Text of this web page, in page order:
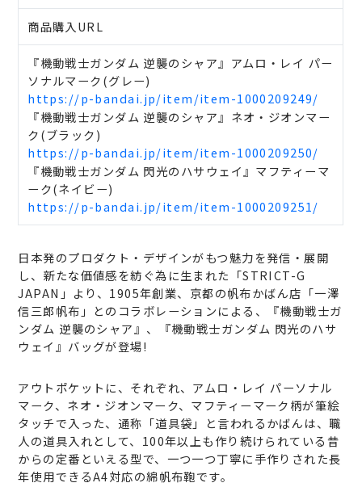
商品購入URL
『機動戦士ガンダム 逆襲のシャア』アムロ・レイ パー
ソナルマーク(グレー)
https://p-bandai.jp/item/item-1000209249/
『機動戦士ガンダム 逆襲のシャア』ネオ・ジオンマー
ク(ブラック)
https://p-bandai.jp/item/item-1000209250/
『機動戦士ガンダム 閃光のハサウェイ』マフティーマ
ーク(ネイビー)
https://p-bandai.jp/item/item-1000209251/
日本発のプロダクト・デザインがもつ魅力を発信・展開
し、新たな価値感を紡ぐ為に生まれた「STRICT-G
JAPAN」より、1905年創業、京都の帆布かばん店「一澤
信三郎帆布」とのコラボレーションによる、『機動戦士ガ
ンダム 逆襲のシャア』、『機動戦士ガンダム 閃光のハサ
ウェイ』バッグが登場!
アウトポケットに、それぞれ、アムロ・レイ パーソナル
マーク、ネオ・ジオンマーク、マフティーマーク柄が筆絵
タッチで入った、通称「道具袋」と言われるかばんは、職
人の道具入れとして、100年以上も作り続けられている昔
からの定番といえる型で、一つ一つ丁寧に手作りされた長
年使用できるA4対応の綿帆布鞄です。